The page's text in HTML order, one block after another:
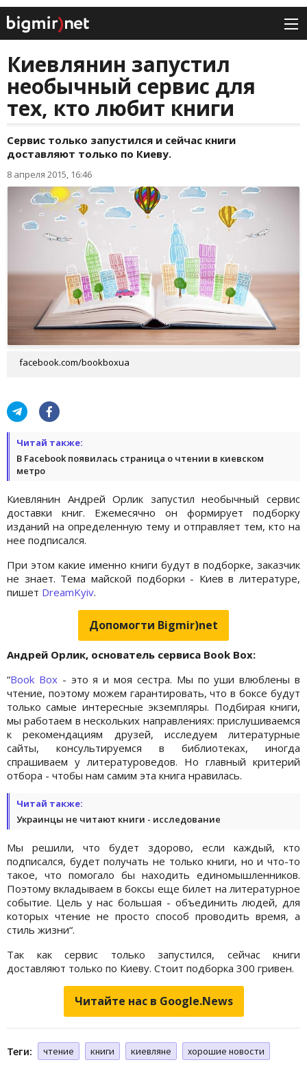
Киевлянин запустил
необычный сервис для
тех, кто любит книги
Сервис только запустился и сейчас книги
доставляют только по Киеву.
8 апреля 2015, 16:46
facebook.com/bookboxua
Читай также:
В Facebook появилась страница о чтении в киевском
метро
Киевлянин Андрей Орлик запустил необычный сервис
доставки книг. Ежемесячно он формирует подборку
изданий на определенную тему и отправляет тем, кто на
нее подписался.
При этом какие именно книги будут в подборке, заказчик
не знает. Тема майской подборки - Киев в литературе,
пишет DreamKyiv.
Допомогти Bigmir)net
Андрей Орлик, основатель сервиса Book Box:
“Book Box - это я и моя сестра. Мы по уши влюблены в
чтение, поэтому можем гарантировать, что в боксе будут
только самые интересные экземпляры. Подбирая книги,
мы работаем в нескольких направлениях: прислушиваемся
к рекомендациям друзей, исследуем литературные
сайты, консультируемся в библиотеках, иногда
спрашиваем у литературоведов. Но главный критерий
отбора - чтобы нам самим эта книга нравилась.
Читай также:
Украинцы не читают книги - исследование
Мы решили, что будет здорово, если каждый, кто
подписался, будет получать не только книги, но и что-то
такое, что помогало бы находить единомышленников.
Поэтому вкладываем в боксы еще билет на литературное
событие. Цель у нас большая - объединить людей, для
которых чтение не просто способ проводить время, а
стиль жизни“.
Так как сервис только запустился, сейчас книги
доставляют только по Киеву. Стоит подборка 300 гривен.
Читайте нас в Google.News
Теги: чтение книги киевляне хорошие новости